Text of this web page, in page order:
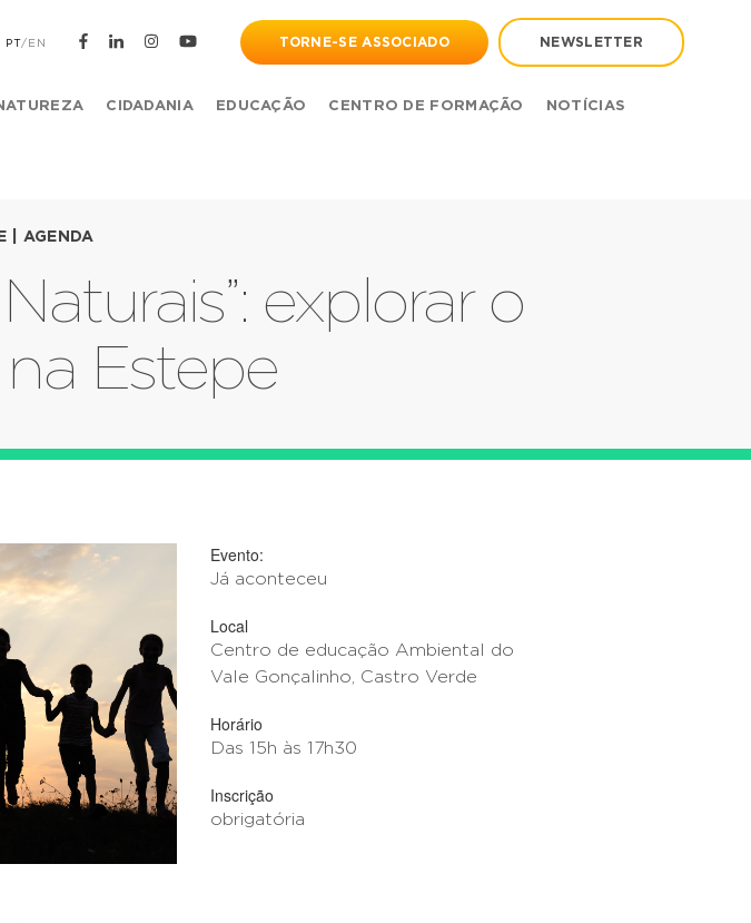
PT/ EN TORNE-SE ASSOCIADO NEWSLETTER
CIDADANIA EDUCAÇÃO CENTRO DE FORMAÇÃO NOTÍCIAS
| AGENDA
explorar o
Estepe
Evento:
Já aconteceu
Local
Centro de educação Ambiental do
Vale Gonçalinho, Castro Verde
Horário
Das 15h às 17h30
Inscrição
obrigatória